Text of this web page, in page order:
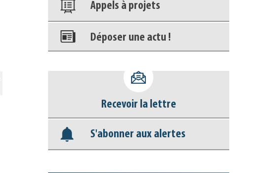
Déposer une actu !
Accéder à son compte - (Se
Base documentaire
Nos veilles Scoop.it
Appels à projets